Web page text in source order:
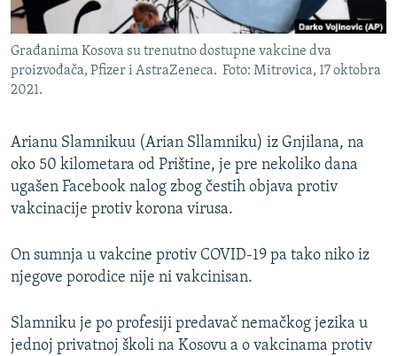
GENOCID U SREBRENICI
POPLAVE I KLIZIŠTA U BIH 2024.
TV LIBERTY
TRI DECENIJE OD RATA U BIH
SVE KARTE DEJTONA
NASTANAK I RASPAD JUGOSLAVIJE
PRATITE NAS
Sve RFE/RL stranice
Građanima Kosova su trenutno dostupne vakcine dva
proizvođača, Pfizer i AstraZeneca. Foto: Mitrovica, 17 oktobra
2021.
Arianu Slamnikuu (Arian Sllamniku) iz Gnjilana, na
oko 50 kilometara od Prištine, je pre nekoliko dana
ugašen Facebook nalog zbog čestih objava protiv
vakcinacije protiv korona virusa.
On sumnja u vakcine protiv COVID-19 pa tako niko iz
njegove porodice nije ni vakcinisan.
Slamniku je po profesiji predavač nemačkog jezika u
jednoj privatnoj školi na Kosovu a o vakcinama protiv